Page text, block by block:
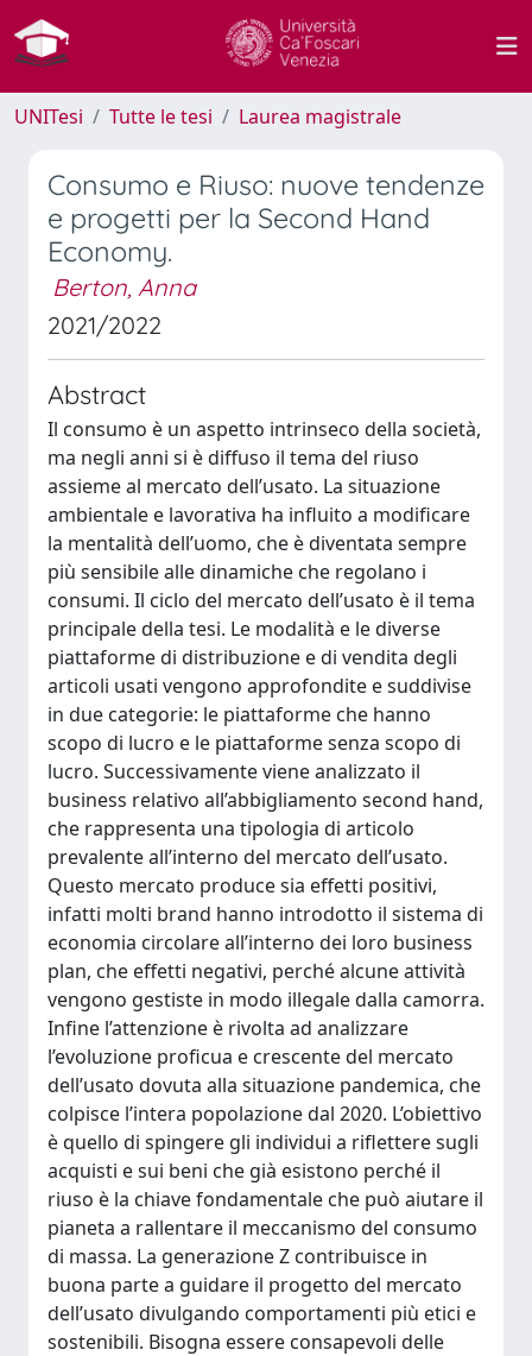
UNITesi Tutte le tesi Laurea magistrale
Consumo e Riuso: nuove tendenze
e progetti per la Second Hand
Economy.
Berton, Anna
2021/2022
Abstract
Il consumo è un aspetto intrinseco della società,
ma negli anni si è diffuso il tema del riuso
assieme al mercato dell’usato. La situazione
ambientale e lavorativa ha influito a modificare
la mentalità dell’uomo, che è diventata sempre
più sensibile alle dinamiche che regolano i
consumi. Il ciclo del mercato dell’usato è il tema
principale della tesi. Le modalità e le diverse
piattaforme di distribuzione e di vendita degli
articoli usati vengono approfondite e suddivise
in due categorie: le piattaforme che hanno
scopo di lucro e le piattaforme senza scopo di
lucro. Successivamente viene analizzato il
business relativo all’abbigliamento second hand,
che rappresenta una tipologia di articolo
prevalente all’interno del mercato dell’usato.
Questo mercato produce sia effetti positivi,
infatti molti brand hanno introdotto il sistema di
economia circolare all’interno dei loro business
plan, che effetti negativi, perché alcune attività
vengono gestiste in modo illegale dalla camorra.
Infine l’attenzione è rivolta ad analizzare
l’evoluzione proficua e crescente del mercato
dell’usato dovuta alla situazione pandemica, che
colpisce l’intera popolazione dal 2020. L’obiettivo
è quello di spingere gli individui a riflettere sugli
acquisti e sui beni che già esistono perché il
riuso è la chiave fondamentale che può aiutare il
pianeta a rallentare il meccanismo del consumo
di massa. La generazione Z contribuisce in
buona parte a guidare il progetto del mercato
dell’usato divulgando comportamenti più etici e
sostenibili. Bisogna essere consapevoli delle